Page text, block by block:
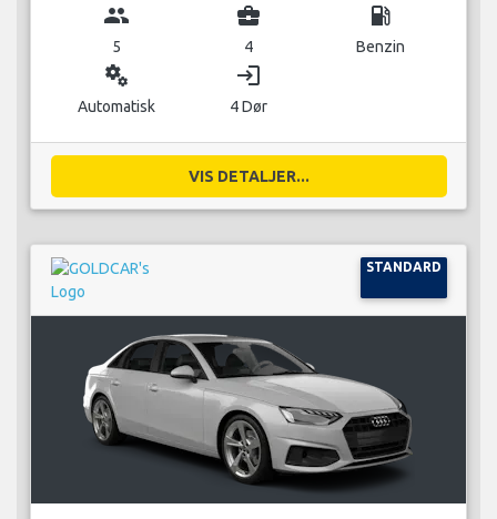
group
5
business_center
4
local_gas_station
Benzin
miscellaneous_services
Automatisk
login
4 Dør
VIS DETALJER...
STANDARD